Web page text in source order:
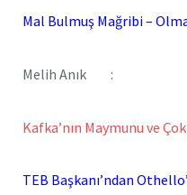
Mal Bulmuş Mağribi –
Melih Anık :
Kafka’nın Maymunu ve
TEB Başkanı’ndan